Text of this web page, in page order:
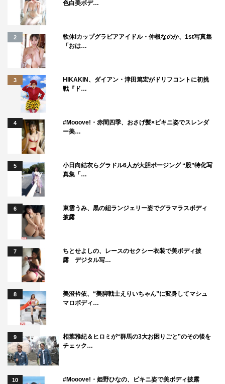
色白美ボデ…
2
軟体Iカップグラビアアイドル・仲根なのか、1st写真集
「おは…
3
HIKAKIN、ダイアン・津田篤宏がドリフコントに初挑
戦『ド…
4
#Mooove!・赤間四季、おさげ髪×ビキニ姿でスレンダ
ー美…
5
小日向結衣らグラドル6人が大胆ポージング “股”特化写
真集「…
6
東雲うみ、黒の紐ランジェリー姿でグラマラスボディ
披露
7
ちとせよしの、レースのセクシー衣装で美ボディ披
露 デジタル写…
8
美澄衿依、“美脚戦士えりいちゃん”に変身してマシュ
マロボディ…
9
相葉雅紀＆ヒロミが“群馬の3大お困りごと”のその後を
チェック…
10 #Mooove!・姫野ひなの、ビキニ姿で美ボディ披露